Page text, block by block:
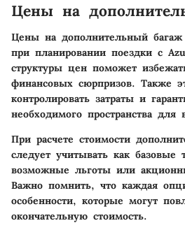
Цены на
Цены на дополнительный
при планировании поездки с
структуры цен поможет
финансовых сюрпризов. Также
контролировать затраты и
необходимого пространства
При расчете стоимости
следует учитывать как
возможные льготы или
Важно помнить, что каждая
особенности, которые могут
окончательную стоимость.